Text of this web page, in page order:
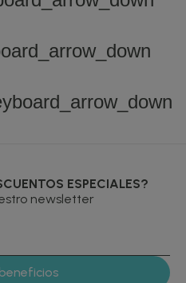
ESPECIALES?
newsletter